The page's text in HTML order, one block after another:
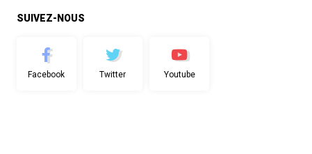
SUIVEZ-NOUS
Facebook Twitter Youtube